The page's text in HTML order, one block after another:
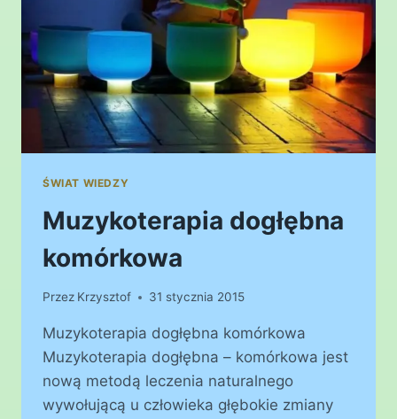
ŚWIAT WIEDZY
Muzykoterapia dogłębna
komórkowa
Przez Krzysztof 31 stycznia 2015
Muzykoterapia dogłębna komórkowa
Muzykoterapia dogłębna – komórkowa jest
nową metodą leczenia naturalnego
wywołującą u człowieka głębokie zmiany